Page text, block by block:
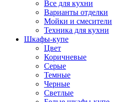
Все для кухни
Варианты отделки
Мойки и смесители
Техника для кухни
Шкафы-купе
Цвет
Коричневые
Серые
Темные
Черные
Светлые